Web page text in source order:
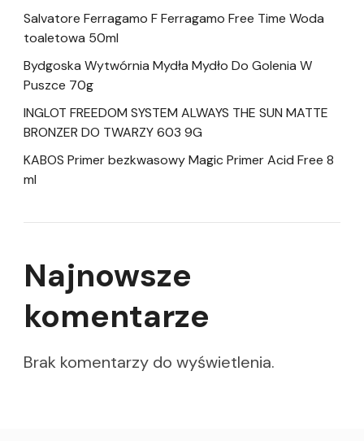
Salvatore Ferragamo F Ferragamo Free Time Woda
toaletowa 50ml
Bydgoska Wytwórnia Mydła Mydło Do Golenia W
Puszce 70g
INGLOT FREEDOM SYSTEM ALWAYS THE SUN MATTE
BRONZER DO TWARZY 603 9G
KABOS Primer bezkwasowy Magic Primer Acid Free 8
ml
Najnowsze
komentarze
Brak komentarzy do wyświetlenia.